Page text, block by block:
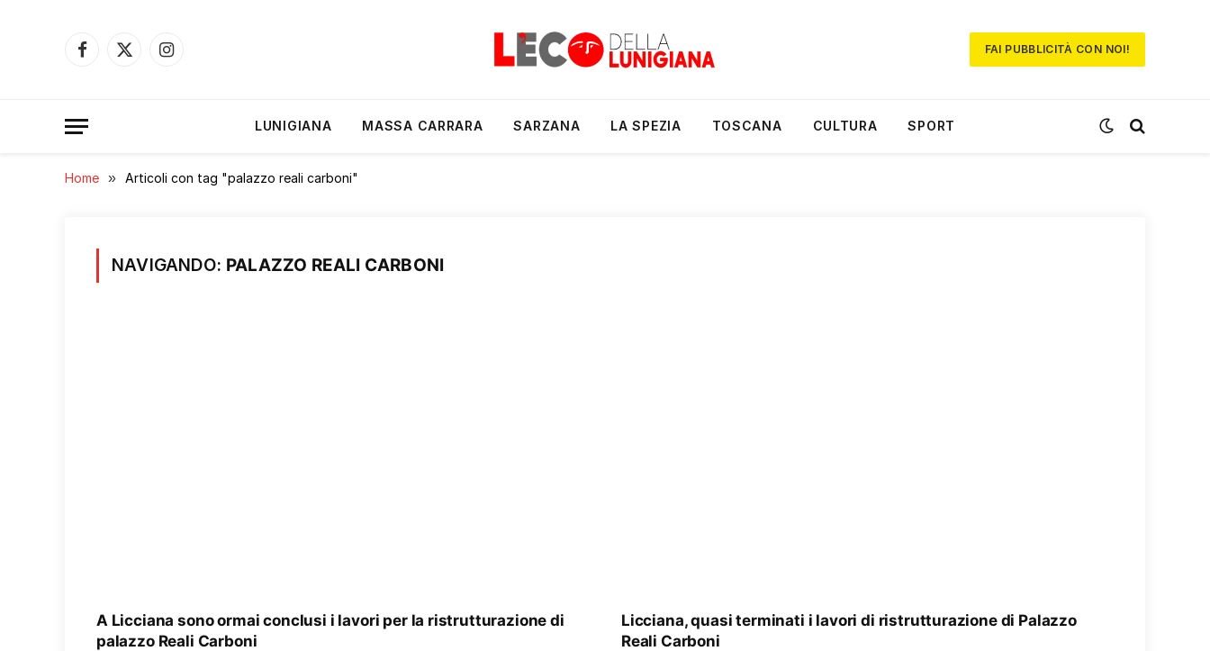
Facebook
X
Instagram
FAI PUBBLICITÀ CON NOI!
LUNIGIANA MASSA CARRARA SARZANA LA SPEZIA TOSCANA CULTURA SPORT
Home » Articoli con tag "palazzo reali carboni"
NAVIGANDO: PALAZZO REALI CARBONI
A Licciana sono ormai conclusi i lavori per la ristrutturazione di
palazzo Reali Carboni
Licciana, quasi terminati i lavori di ristrutturazione di Palazzo
Reali Carboni